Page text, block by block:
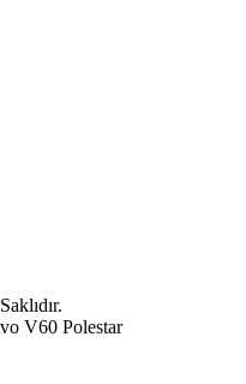
V60 Polestar